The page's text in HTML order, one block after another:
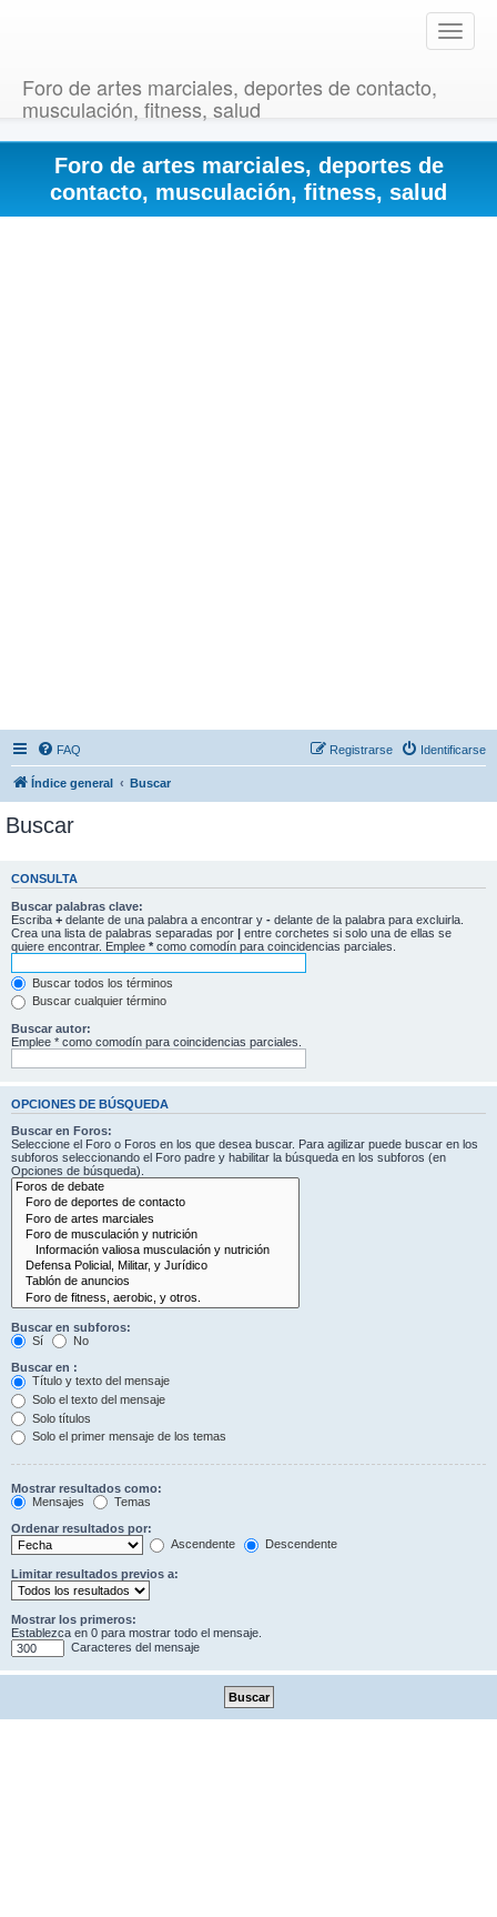
T
o
e
v
Foro de artes marciales, deportes de contacto,
musculación, fitness, salud
Foro de artes marciales, deportes de
contacto, musculación, fitness, salud
FAQ Identificarse
Registrarse
Índice general Buscar
Buscar
CONSULTA
Buscar palabras clave:
Escriba + delante de una palabra a encontrar y - delante de la palabra para excluirla.
Crea una lista de palabras separadas por | entre corchetes si solo una de ellas se
quiere encontrar. Emplee * como comodín para coincidencias parciales.
Buscar todos los términos
Buscar cualquier término
Buscar autor:
Emplee * como comodín para coincidencias parciales.
OPCIONES DE BÚSQUEDA
Buscar en Foros:
Seleccione el Foro o Foros en los que desea buscar. Para agilizar puede buscar en los
subforos seleccionando el Foro padre y habilitar la búsqueda en los subforos (en
Opciones de búsqueda).
Buscar en subforos:
Sí
No
Buscar en :
Título y texto del mensaje
Solo el texto del mensaje
Solo títulos
Solo el primer mensaje de los temas
Mostrar resultados como:
Mensajes
Temas
Ordenar resultados por:
Ascendente
Descendente
Limitar resultados previos a:
Mostrar los primeros:
Establezca en 0 para mostrar todo el mensaje.
Caracteres del mensaje